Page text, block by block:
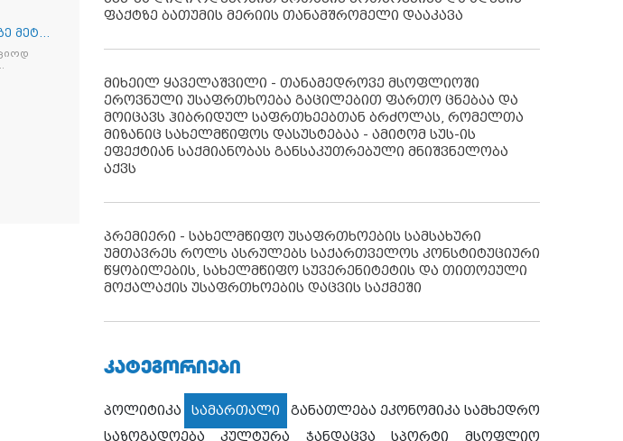
მეტი
ფაქტზე ბათუმის მერიის თანამშრომელი დააკავა
მიხეილ ყაველაშვილი - თანამედროვე მსოფლიოში
ეროვნული უსაფრთხოება გაცილებით ფართო ცნებაა და
მოიცავს ჰიბრიდულ საფრთხეებთან ბრძოლას, რომელთა
მიზანიც სახელმწიფოს დასუსტებაა - ამიტომ სუს-ის
ეფექტიან საქმიანობას განსაკუთრებული მნიშვნელობა
აქვს
პრემიერი - სახელმწიფო უსაფრთხოების სამსახური
უმთავრეს როლს ასრულებს საქართველოს კონსტიტუციური
წყობილების, სახელმწიფო სუვერენიტეტის და თითოეული
მოქალაქის უსაფრთხოების დაცვის საქმეში
ᲙᲐᲢᲔᲒᲝᲠᲘᲔᲑᲘ
პოლიტიკა სამართალი განათლება ეკონომიკა სამხედრო
საზოგადოება
კულტურა ჯანდაცვა სპორტი მსოფლიო